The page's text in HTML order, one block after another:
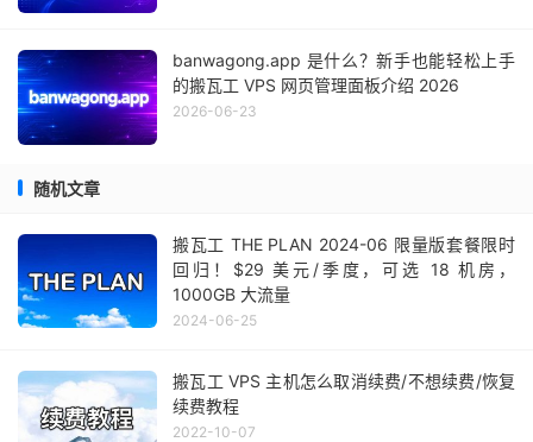
banwagong.app 是什么？新手也能轻松上手
的搬瓦工 VPS 网页管理面板介绍 2026
2026-06-23
随机文章
搬瓦工 THE PLAN 2024-06 限量版套餐限时
回归！$29 美元/季度，可选 18 机房，
1000GB 大流量
2024-06-25
搬瓦工 VPS 主机怎么取消续费/不想续费/恢复
续费教程
2022-10-07